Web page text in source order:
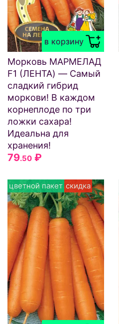
в корзину
Морковь МАРМЕЛАД
F1 (ЛЕНТА) — Самый
сладкий гибрид
моркови! В каждом
корнеплоде по три
ложки сахара!
Идеальна для
хранения!
79.50 ₽
цветной пакет скидка